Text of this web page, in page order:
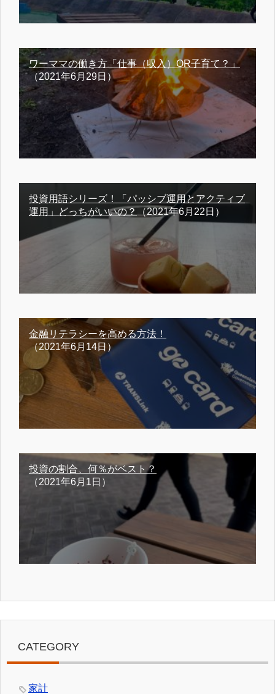
ワーママの働き方「仕事（収入）OR子育て？」
（2021年6月29日）
投資用語シリーズ！「パッシブ運用とアクティブ
運用」どっちがいいの？ （2021年6月22日）
金融リテラシーを高める方法！
（2021年6月14日）
投資の割合、何％がベスト？
（2021年6月1日）
CATEGORY
家計